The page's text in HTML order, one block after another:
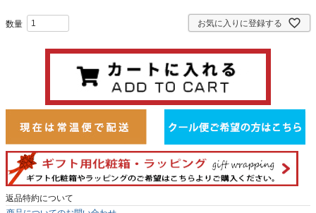
お気に入りに登録する
返品特約について